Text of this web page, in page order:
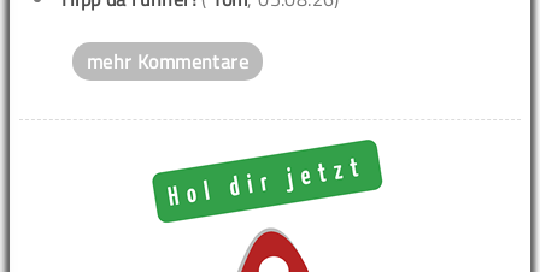
mehr Kommentare